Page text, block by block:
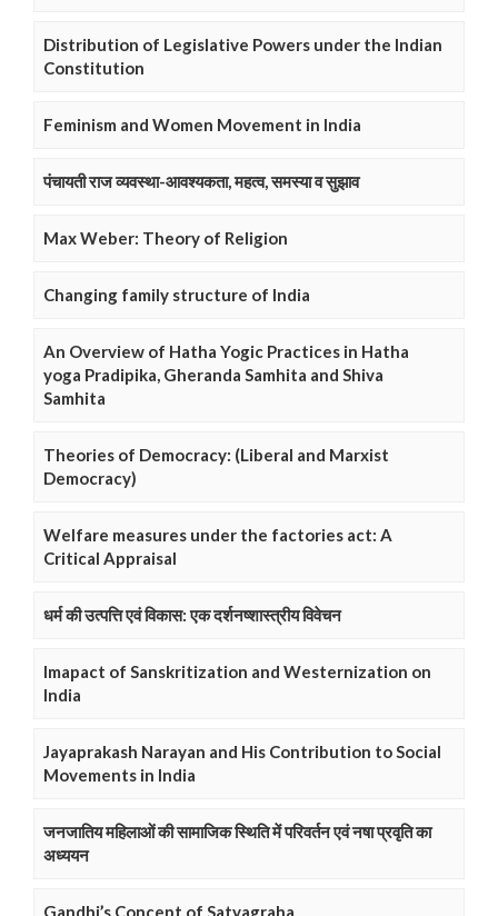
Distribution of Legislative Powers under the Indian
Constitution
Feminism and Women Movement in India
पंचायती राज व्यवस्था-आवश्यकता, महत्व, समस्या व सुझाव
Max Weber: Theory of Religion
Changing family structure of India
An Overview of Hatha Yogic Practices in Hatha
yoga Pradipika, Gheranda Samhita and Shiva
Samhita
Theories of Democracy: (Liberal and Marxist
Democracy)
Welfare measures under the factories act: A
Critical Appraisal
धर्म की उत्पत्ति एवं विकास: एक दर्शनष्शास्त्रीय विवेचन
Imapact of Sanskritization and Westernization on
India
Jayaprakash Narayan and His Contribution to Social
Movements in India
जनजातिय महिलाओं की सामाजिक स्थिति में परिवर्तन एवं नषा प्रवृति का
अध्ययन
Gandhi’s Concept of Satyagraha